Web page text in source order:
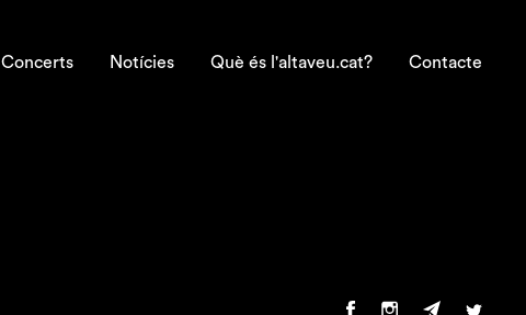
Concerts Notícies Què és l'altaveu.cat? Contacte